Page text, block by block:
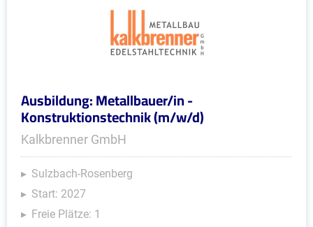
Ausbildung: Metallbauer/in -
Konstruktionstechnik (m/w/d)
Kalkbrenner GmbH
Sulzbach-Rosenberg
Start: 2027
Freie Plätze: 1